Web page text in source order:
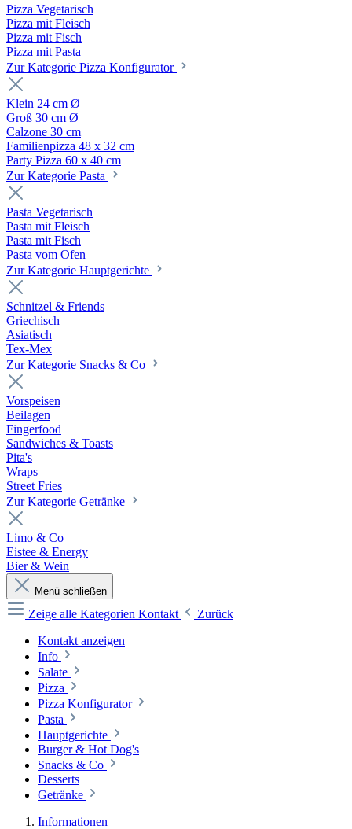
Pizza Vegetarisch
Pizza mit Fleisch
Pizza mit Fisch
Pizza mit Pasta
Zur Kategorie Pizza Konfigurator
Klein 24 cm Ø
Groß 30 cm Ø
Calzone 30 cm
Familienpizza 48 x 32 cm
Party Pizza 60 x 40 cm
Zur Kategorie Pasta
Pasta Vegetarisch
Pasta mit Fleisch
Pasta mit Fisch
Pasta vom Ofen
Zur Kategorie Hauptgerichte
Schnitzel & Friends
Griechisch
Asiatisch
Tex-Mex
Zur Kategorie Snacks & Co
Vorspeisen
Beilagen
Fingerfood
Sandwiches & Toasts
Pita's
Wraps
Street Fries
Zur Kategorie Getränke
Limo & Co
Eistee & Energy
Bier & Wein
Menü schließen
Zeige alle Kategorien Kontakt
Zurück
Kontakt anzeigen
Info
Salate
Pizza
Pizza Konfigurator
Pasta
Hauptgerichte
Burger & Hot Dog's
Snacks & Co
Desserts
Getränke
Informationen